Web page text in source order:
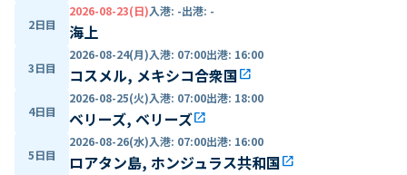
2日目
2026-08-23(日)入港: -出港: -
海上
3日目
2026-08-24(月)入港: 07:00出港: 16:00
コスメル, メキシコ合衆国open_in_new
4日目
2026-08-25(火)入港: 07:00出港: 18:00
ベリーズ, ベリーズopen_in_new
5日目
2026-08-26(水)入港: 07:00出港: 16:00
ロアタン島, ホンジュラス共和国open_in_new